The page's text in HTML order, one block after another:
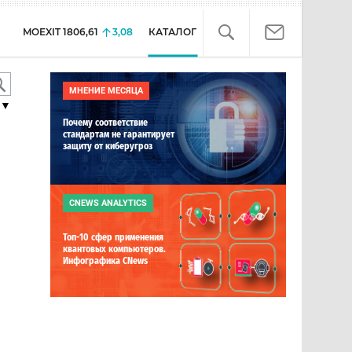
MOEXIT 1806,61 3,08 КАТАЛОГ
МНЕНИЕ МЕСЯЦА
Почему соответствие
стандартам не гарантирует
защиту от киберугроз
CNEWS ANALYTICS
Топ-10 сфер применения
квантовых компьютеров.
Инфографика CNews